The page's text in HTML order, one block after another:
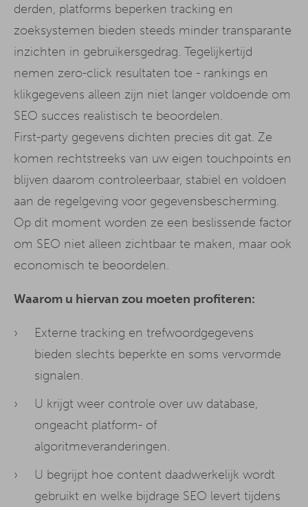
derden, platforms beperken tracking en
zoeksystemen bieden steeds minder transparante
inzichten in gebruikersgedrag. Tegelijkertijd
nemen zero-click resultaten toe - rankings en
klikgegevens alleen zijn niet langer voldoende om
SEO succes realistisch te beoordelen.
First-party gegevens dichten precies dit gat. Ze
komen rechtstreeks van uw eigen touchpoints en
blijven daarom controleerbaar, stabiel en voldoen
aan de regelgeving voor gegevensbescherming.
Op dit moment worden ze een beslissende factor
om SEO niet alleen zichtbaar te maken, maar ook
economisch te beoordelen.
Waarom u hiervan zou moeten profiteren:
Externe tracking en trefwoordgegevens
bieden slechts beperkte en soms vervormde
signalen.
U krijgt weer controle over uw database,
ongeacht platform- of
algoritmeveranderingen.
U begrijpt hoe content daadwerkelijk wordt
gebruikt en welke bijdrage SEO levert tijdens